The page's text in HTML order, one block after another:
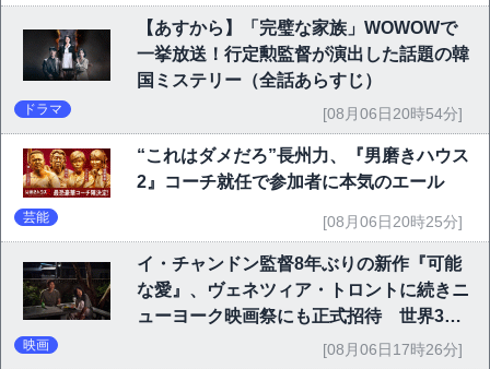
【あすから】「完璧な家族」WOWOWで
一挙放送！行定勲監督が演出した話題の韓
国ミステリー（全話あらすじ）
ドラマ [08月06日20時54分]
“これはダメだろ”長州力、『男磨きハウス
2』コーチ就任で参加者に本気のエール
芸能 [08月06日20時25分]
イ・チャンドン監督8年ぶりの新作『可能
な愛』、ヴェネツィア・トロントに続きニ
ューヨーク映画祭にも正式招待 世界3大
映画祭で快挙｜Netflix映画
映画 [08月06日17時26分]